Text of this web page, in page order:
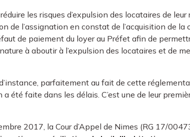
les risques d’expulsion des locataires de
de l’assignation en constat de l’acquisition de la
de paiement du loyer au Préfet afin de
à aboutir à l’expulsion des locataires et de
parfaitement au fait de cette
été faite dans les délais. C’est une de leur
2017, la Cour d’Appel de Nimes (RG 17/